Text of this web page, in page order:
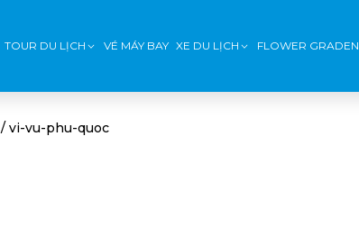
TOUR DU LỊCH VÉ MÁY BAY XE DU LỊCH FLOWER GRADEN
/ vi-vu-phu-quoc